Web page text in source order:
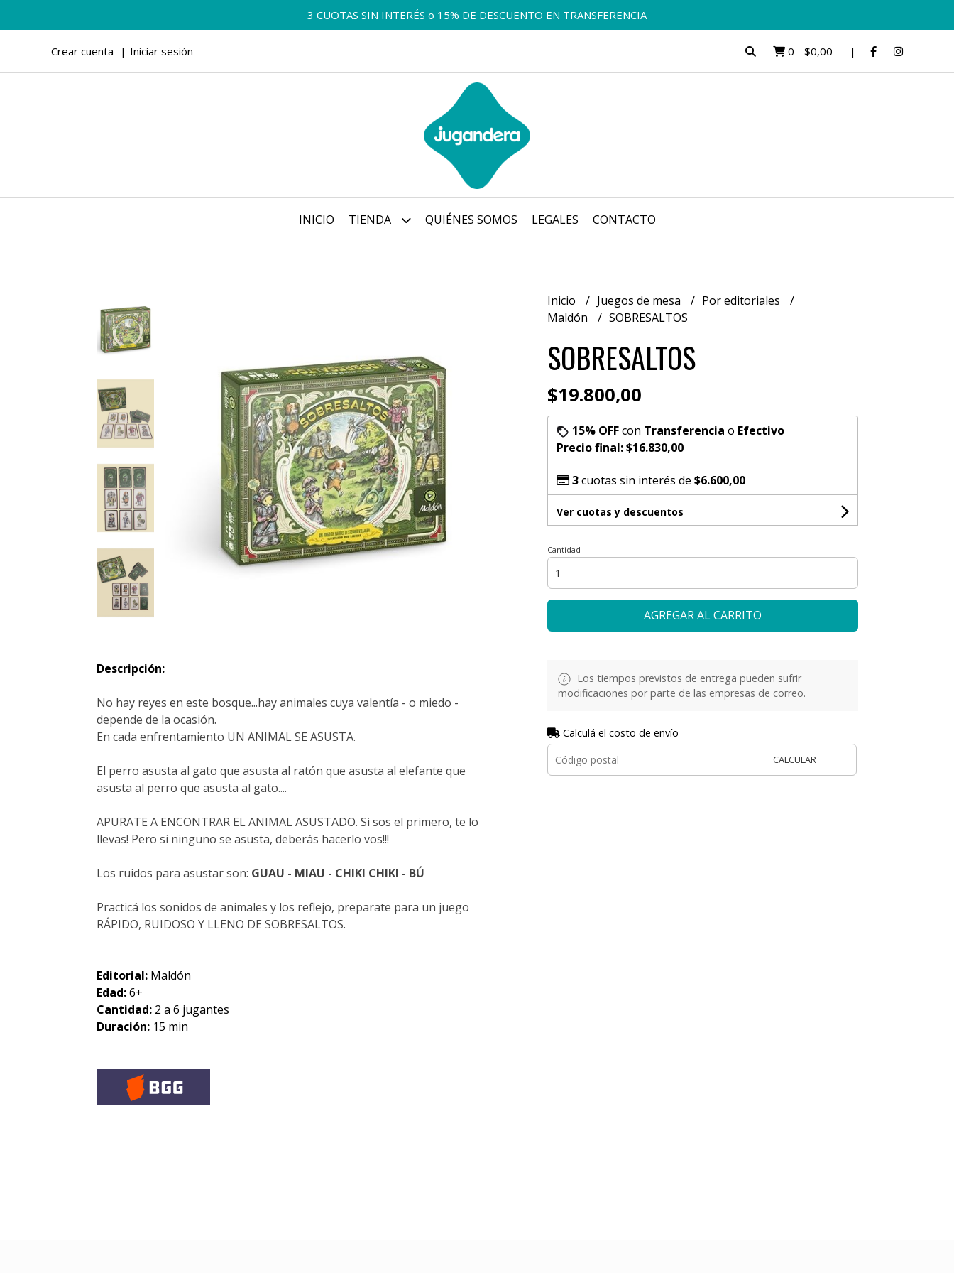
3 CUOTAS SIN INTERÉS o 15% DE DESCUENTO EN TRANSFERENCIA
Crear cuenta Iniciar sesión 0 - $0,00
INICIO TIENDA QUIÉNES SOMOS LEGALES CONTACTO
Descripción:
No hay reyes en este bosque...hay animales cuya valentía - o miedo -
depende de la ocasión.
En cada enfrentamiento UN ANIMAL SE ASUSTA.
El perro asusta al gato que asusta al ratón que asusta al elefante que
asusta al perro que asusta al gato....
APURATE A ENCONTRAR EL ANIMAL ASUSTADO. Si sos el primero, te lo
llevas! Pero si ninguno se asusta, deberás hacerlo vos!!!
Los ruidos para asustar son: GUAU - MIAU - CHIKI CHIKI - BÚ
Practicá los sonidos de animales y los reflejo, preparate para un juego
RÁPIDO, RUIDOSO Y LLENO DE SOBRESALTOS.
Editorial: Maldón
Edad:6+
Cantidad: 2 a 6 jugantes
Duración: 15 min
Inicio Juegos de mesa
Por editoriales
Maldón
SOBRESALTOS
SOBRESALTOS
$19.800,00
15% OFFcon Transferencia o Efectivo
Precio final:$16.830,00
3cuotas sin interés de $6.600,00
Ver cuotas y descuentos
Cantidad
AGREGAR AL CARRITO
Los tiempos previstos de entrega pueden sufrir
modificaciones por parte de las empresas de correo.
Calculá el costo de envío
CALCULAR